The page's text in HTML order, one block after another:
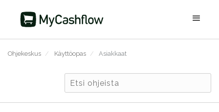
Ohjekeskus / Käyttöopas / Asiakkaat